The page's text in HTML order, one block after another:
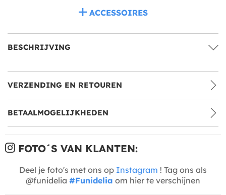
ACCESSOIRES
BESCHRIJVING
VERZENDING EN RETOUREN
BETAALMOGELIJKHEDEN
FOTO´S VAN KLANTEN:
Deel je foto's met ons op Instagram ! Tag ons als
@funidelia #Funidelia om hier te verschijnen